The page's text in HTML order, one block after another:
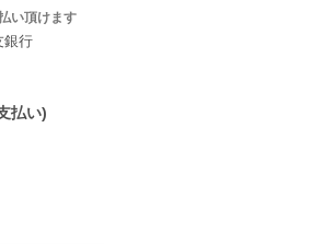
い頂けます
銀行
払い)